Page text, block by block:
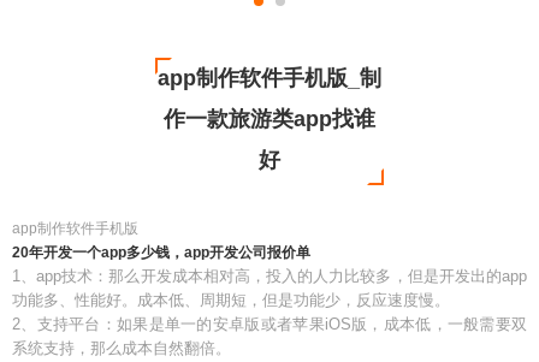
app制作软件手机版_制
作一款旅游类app找谁
好
app制作软件手机版
20年开发一个app多少钱，app开发公司报价单
1、app技术：那么开发成本相对高，投入的人力比较多，但是开发出的app
功能多、性能好。成本低、周期短，但是功能少，反应速度慢。
2、支持平台：如果是单一的安卓版或者苹果iOS版，成本低，一般需要双
系统支持，那么成本自然翻倍。